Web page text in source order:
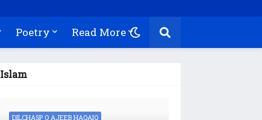
Poetry Read More
Islam
DILCHASP O AJEEB HAQAIQ